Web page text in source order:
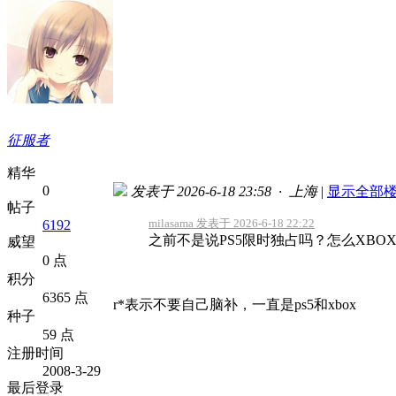
征服者
精华
0
帖子
6192
威望
0 点
积分
6365 点
种子
59 点
注册时间
2008-3-29
最后登录
发表于 2026-6-18 23:58 · 上海 | 显示全部
milasama 发表于 2026-6-18 22:22
之前不是说PS5限时独占吗？怎么
r*表示不要自己脑补，一直是ps5和xbox